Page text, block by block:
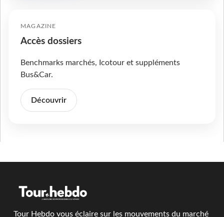
MAGAZINE
Accès dossiers
Benchmarks marchés, Icotour et suppléments
Bus&Car.
Découvrir
Tour Hebdo vous éclaire sur les mouvements du marché